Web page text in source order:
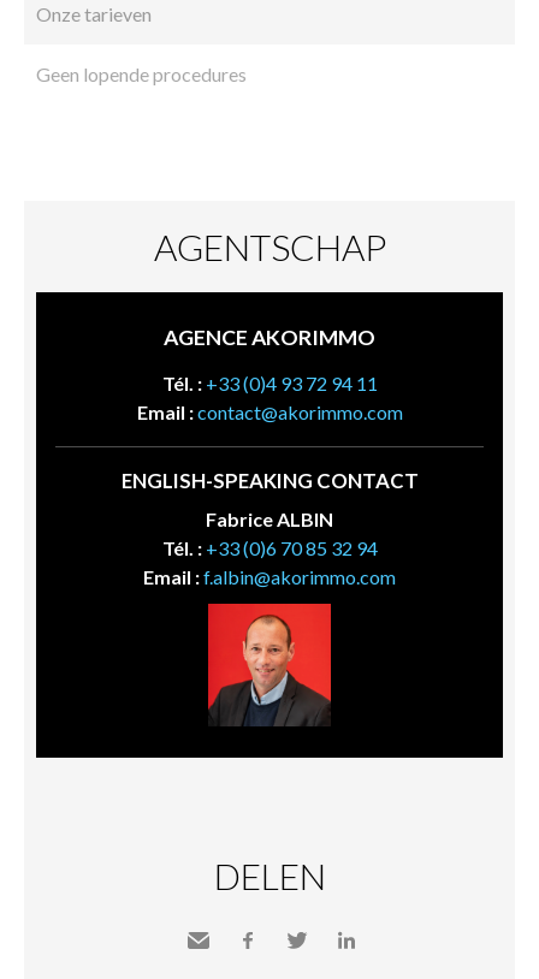
Onze tarieven
Geen lopende procedures
AGENTSCHAP
AGENCE AKORIMMO
Tél. : +33 (0)4 93 72 94 11
Email :contact@akorimmo.com
ENGLISH-SPEAKING CONTACT
Fabrice ALBIN
Tél. : +33 (0)6 70 85 32 94
Email :f.albin@akorimmo.com
DELEN